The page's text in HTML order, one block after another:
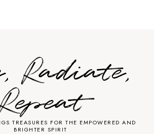
Radiate,
TREASURES FOR THE EMPOWERED AND
BRIGHTER SPIRIT